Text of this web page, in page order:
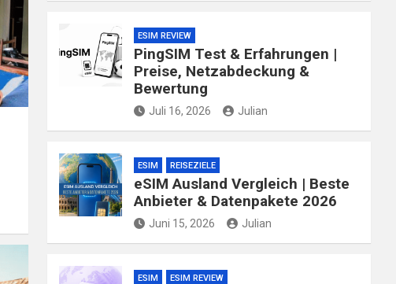
ESIM REVIEW
PingSIM Test & Erfahrungen |
Preise, Netzabdeckung &
Bewertung
Juli 16, 2026 Julian
ESIM REISEZIELE
eSIM Ausland Vergleich | Beste
Anbieter & Datenpakete 2026
Juni 15, 2026 Julian
ESIM ESIM REVIEW